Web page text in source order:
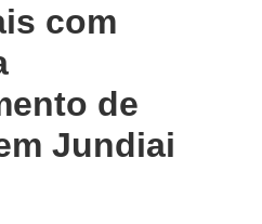
com
de
Jundiai